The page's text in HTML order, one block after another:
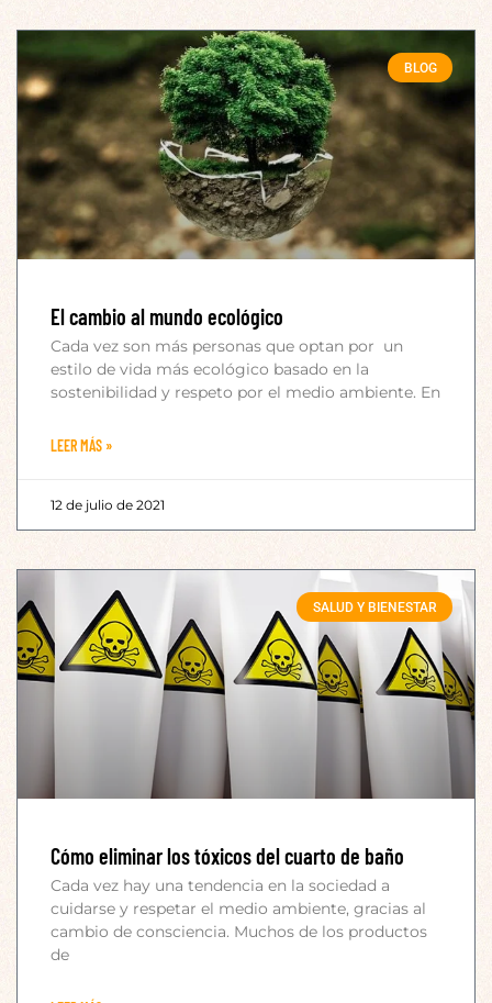
BLOG
El cambio al mundo ecológico
Cada vez son más personas que optan por un
estilo de vida más ecológico basado en la
sostenibilidad y respeto por el medio ambiente. En
LEER MÁS »
12 de julio de 2021
SALUD Y BIENESTAR
Cómo eliminar los tóxicos del cuarto de baño
Cada vez hay una tendencia en la sociedad a
cuidarse y respetar el medio ambiente, gracias al
cambio de consciencia. Muchos de los productos
de